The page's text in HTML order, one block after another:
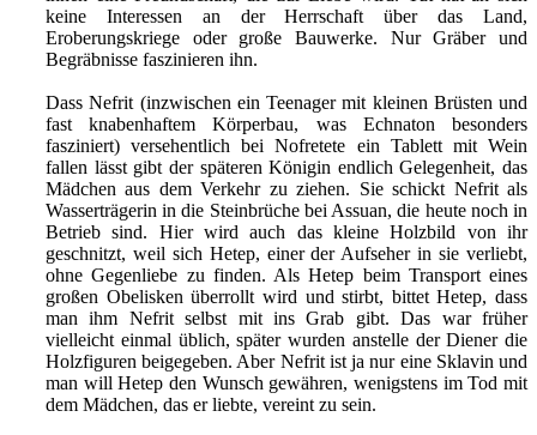
keine Interessen an der Herrschaft über das Land,
Eroberungskriege oder große Bauwerke. Nur Gräber und
Begräbnisse faszinieren ihn.
Dass Nefrit (inzwischen ein Teenager mit kleinen Brüsten und
fast knabenhaftem Körperbau, was Echnaton besonders
fasziniert) versehentlich bei Nofretete ein Tablett mit Wein
fallen lässt gibt der späteren Königin endlich Gelegenheit, das
Mädchen aus dem Verkehr zu ziehen. Sie schickt Nefrit als
Wasserträgerin in die Steinbrüche bei Assuan, die heute noch in
Betrieb sind. Hier wird auch das kleine Holzbild von ihr
geschnitzt, weil sich Hetep, einer der Aufseher in sie verliebt,
ohne Gegenliebe zu finden. Als Hetep beim Transport eines
großen Obelisken überrollt wird und stirbt, bittet Hetep, dass
man ihm Nefrit selbst mit ins Grab gibt. Das war früher
vielleicht einmal üblich, später wurden anstelle der Diener die
Holzfiguren beigegeben. Aber Nefrit ist ja nur eine Sklavin und
man will Hetep den Wunsch gewähren, wenigstens im Tod mit
dem Mädchen, das er liebte, vereint zu sein.